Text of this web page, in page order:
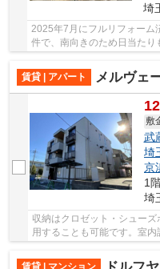
埼
2025年7月にフルリフォーム
件で、南向きのため日当た
賃貸 | アパート
メルヴェ
敷
武
埼
京
1
埼
収納はクロゼット・シュー
用することも可能です。室内
揃っており、過ごしやすいお
賃貸 | マンション